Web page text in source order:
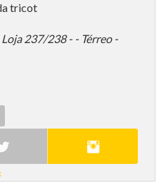
tricot
Loja 237/238 - - Térreo -